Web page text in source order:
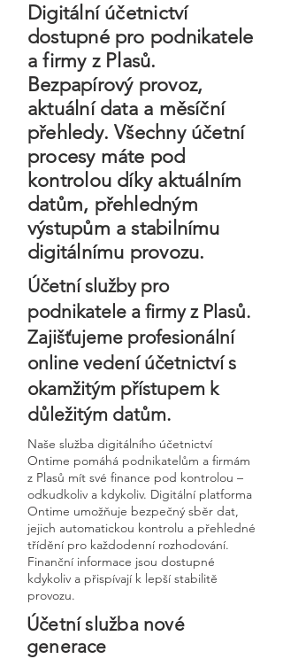
Digitální účetnictví
dostupné pro podnikatele
a firmy z Plasů.
Bezpapírový provoz,
aktuální data a měsíční
přehledy. Všechny účetní
procesy máte pod
kontrolou díky aktuálním
datům, přehledným
výstupům a stabilnímu
digitálnímu provozu.
Účetní služby pro
podnikatele a firmy z Plasů.
Zajišťujeme profesionální
online vedení účetnictví s
okamžitým přístupem k
důležitým datům.
Naše služba digitálního účetnictví
Ontime pomáhá podnikatelům a firmám
z Plasů mít své finance pod kontrolou –
odkudkoliv a kdykoliv. Digitální platforma
Ontime umožňuje bezpečný sběr dat,
jejich automatickou kontrolu a přehledné
třídění pro každodenní rozhodování.
Finanční informace jsou dostupné
kdykoliv a přispívají k lepší stabilitě
provozu.
Účetní služba nové
generace